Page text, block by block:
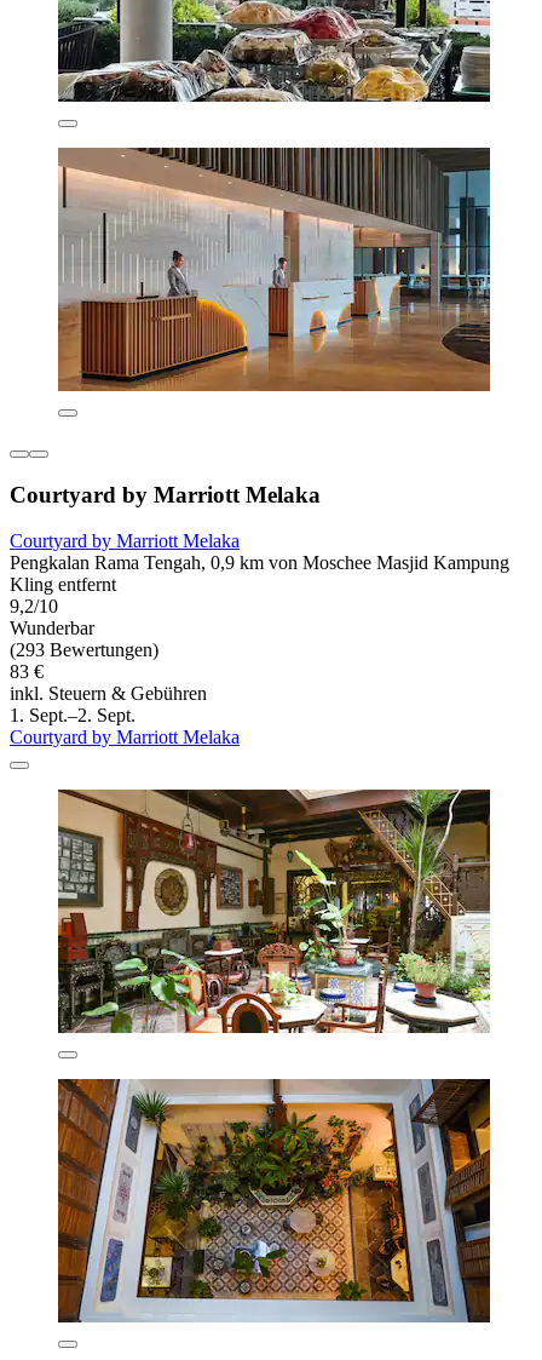
Courtyard by Marriott Melaka
Courtyard by Marriott Melaka
Pengkalan Rama Tengah, 0,9 km von Moschee Masjid Kampung
Kling entfernt
9,2/10
Wunderbar
(293 Bewertungen)
83 €
inkl. Steuern & Gebühren
1. Sept.–2. Sept.
Courtyard by Marriott Melaka